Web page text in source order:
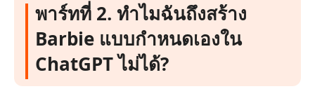
พาร์ทที่ 2. ทำไมฉันถึงสร้าง
Barbie แบบกำหนดเองใน
ChatGPT ไม่ได้?